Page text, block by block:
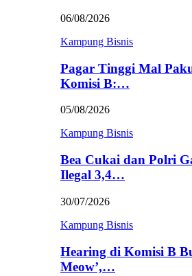
06/08/2026
Kampung Bisnis
Pagar Tinggi Mal
Komisi B:…
05/08/2026
Kampung Bisnis
Bea Cukai dan Polri
Ilegal 3,4…
30/07/2026
Kampung Bisnis
Hearing di Komisi B
Meow’,…